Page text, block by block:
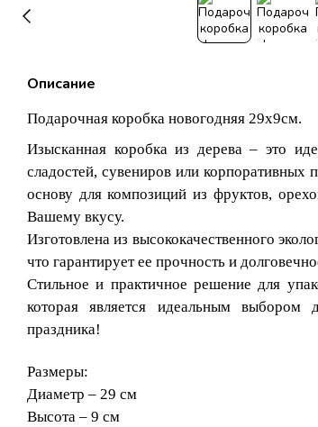
Описание
Подарочная коробка новогодняя 29х9см.
Изысканная коробка из дерева – это
сладостей, сувениров или корпоративных
основу для композиций из фруктов,
Вашему вкусу.
Изготовлена ​​из высококачественного
что гарантирует ее прочность и
Стильное и практичное решение для
которая является идеальным выбором
праздника!
Размеры:
Диаметр – 29 см
Высота – 9 см